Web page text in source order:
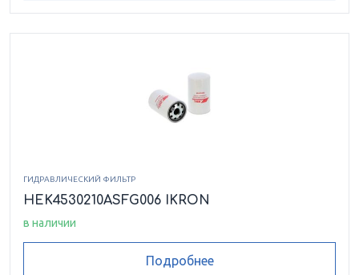
HEK8530223ASFG010LCB
HEK8540102ASFG025LCB
HEK8540132ASFG025LCB
HEK8540150ASFG010LCB
ГИДРАВЛИЧЕСКИЙ ФИЛЬТР
HEK4530210ASFG006 IKRON
в наличии
Подробнее